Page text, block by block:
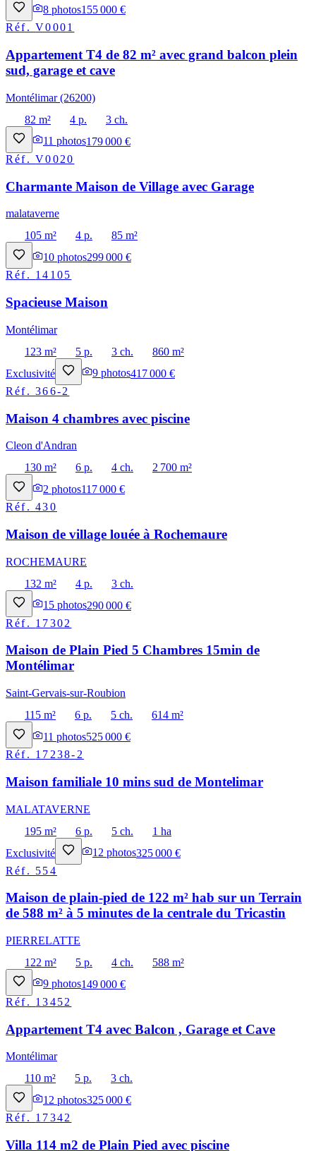
8 photos155 000 €
Réf.V0001
Appartement T4 de 82 m² avec grand balcon plein
sud, garage et cave
Montélimar (26200)
82 m²
4 p.
3 ch.
11 photos179 000 €
Réf.V0020
Charmante Maison de Village avec Garage
malataverne
105 m²
4 p.
85 m²
10 photos299 000 €
Réf. 14105
Spacieuse Maison
Montélimar
123 m²
5 p. 3 ch.
860 m²
Exclusivité
9 photos417 000 €
Réf.366-2
Maison 4 chambres avec piscine
Cleon d'Andran
130 m²
6 p. 4 ch.
2 700 m²
2 photos117 000 €
Réf.430
Maison de village louée à Rochemaure
ROCHEMAURE
132 m²
4 p.
3 ch.
15 photos290 000 €
Réf. 17302
Maison de Plain Pied 5 Chambres 15min de
Montélimar
Saint-Gervais-sur-Roubion
115 m²
6 p. 5 ch.
614 m²
11 photos525 000 €
Réf. 17238-2
Maison familiale 10 mins sud de Montelimar
MALATAVERNE
195 m²
6 p. 5 ch.
1 ha
Exclusivité
12 photos325 000 €
Réf. 554
Maison de plain-pied de 122 m² hab sur un Terrain
de 588 m² à 5 minutes de la centrale du Tricastin
PIERRELATTE
122 m²
5 p. 4 ch.
588 m²
9 photos149 000 €
Réf. 13452
Appartement T4 avec Balcon , Garage et Cave
Montélimar
110 m²
5 p.
3 ch.
12 photos325 000 €
Réf. 17342
Villa 114 m2 de Plain Pied avec piscine